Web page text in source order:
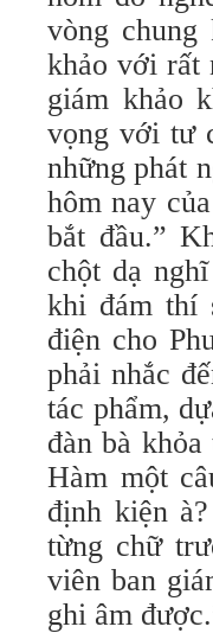
vòng
khảo với rất
giám khảo
vọng với tư
những phát
hôm nay
bắt đầu.”
chột dạ
khi đám thí
điện cho
phải nhắc
tác phẩm,
đàn bà
Hàm một
định kiện
từng chữ
viên ban
ghi âm